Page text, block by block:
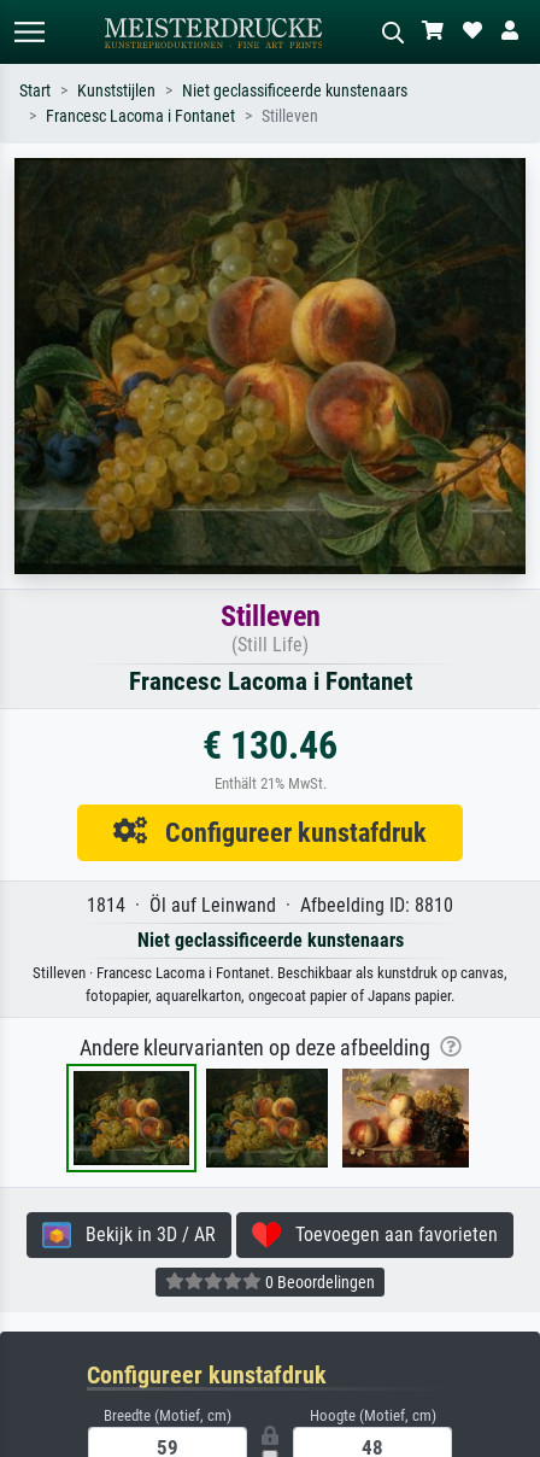
Zoek op kunstenaar, titel of stijl – bijv.
Monet, Sterrennacht, impressionisme,
Hokusai-golf, naakt.
Beschrijf de scène – bijv. groene
weide, abstract met veel rood, donker
olieverfschilderij, staand naakt naast
een boom.
Start Kunststijlen
Niet geclassificeerde kunstenaars
Francesc Lacoma i Fontanet
Stilleven
Stilleven
(Still Life)
Francesc Lacoma i Fontanet
€ 130.46
Enthält 21% MwSt.
Configureer kunstafdruk
1814 · Öl auf Leinwand · Afbeelding ID: 8810
Niet geclassificeerde kunstenaars
Stilleven · Francesc Lacoma i Fontanet. Beschikbaar als kunstdruk op canvas,
fotopapier, aquarelkarton, ongecoat papier of Japans papier.
Andere kleurvarianten op deze afbeelding
Bekijk in 3D / AR Toevoegen aan favorieten
0 Beoordelingen
Configureer kunstafdruk
Breedte (Motief, cm) Hoogte (Motief, cm)